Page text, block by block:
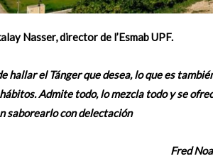
Nasser, director de l’Esmab UPF.
hallar el Tánger que desea,lo que es
Admite todo, lo mezcla todo y se
saborearlo con delectación